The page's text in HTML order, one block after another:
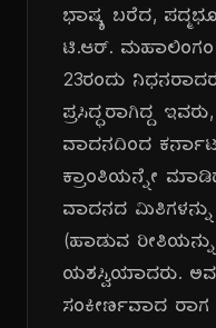
ಭಾಷ್ಯ ಬರೆದ,
ಟಿ.ಆರ್. ಮಹಾಲಿಂಗಂ
23ರಂದು
ಪ್ರಸಿದ್ಧರಾಗಿದ್ದ
ವಾದನದಿಂದ
ಕ್ರಾಂತಿಯನ್ನೇ
ವಾದನದ
(ಹಾಡುವ
ಯಶಸ್ವಿಯಾದರು.
ಸಂಕೀರ್ಣವಾದ